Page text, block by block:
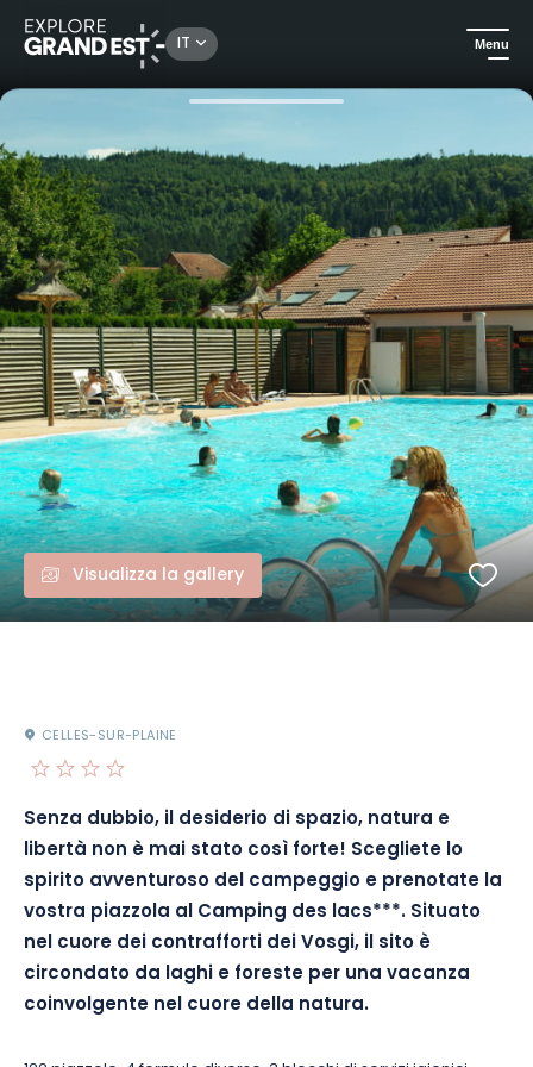
IT Menu
Campeggi e affitti in mezzo al verde Prenota la tua piazzola al Camping des lacs***.
Visualizza la gallery
CELLES-SUR-PLAINE
Senza dubbio, il desiderio di spazio, natura e
libertà non è mai stato così forte! Scegliete lo
spirito avventuroso del campeggio e prenotate la
vostra piazzola al Camping des lacs***. Situato
nel cuore dei contrafforti dei Vosgi, il sito è
circondato da laghi e foreste per una vacanza
coinvolgente nel cuore della natura.